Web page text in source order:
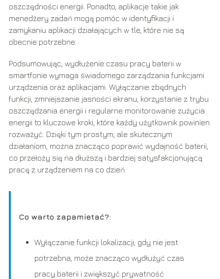
oszczędności energii. Ponadto, aplikacje takie jak
menedżery zadań mogą pomóc w identyfikacji i
zamykaniu aplikacji działających w tle, które nie są
obecnie potrzebne.
Podsumowując, wydłużenie czasu pracy baterii w
smartfonie wymaga świadomego zarządzania funkcjami
urządzenia oraz aplikacjami. Wyłączanie zbędnych
funkcji, zmniejszanie jasności ekranu, korzystanie z trybu
oszczędzania energii i regularne monitorowanie zużycia
energii to kluczowe kroki, które każdy użytkownik powinien
rozważyć. Dzięki tym prostym, ale skutecznym
działaniom, można znacząco poprawić wydajność baterii,
co przełoży się na dłuższą i bardziej satysfakcjonującą
pracę z urządzeniem na co dzień.
Co warto zapamietać?:
Wyłączanie funkcji lokalizacji, gdy nie jest
potrzebna, może znacząco wydłużyć czas
pracy baterii i zwiększyć prywatność